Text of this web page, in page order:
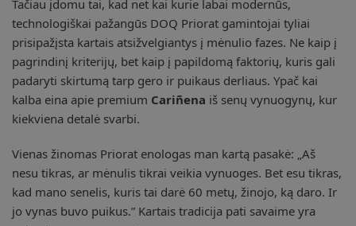
Tačiau įdomu tai, kad net kai kurie labai modernūs,
technologiškai pažangūs DOQ Priorat gamintojai tyliai
prisipažįsta kartais atsižvelgiantys į mėnulio fazes. Ne kaip į
pagrindinį kriterijų, bet kaip į papildomą faktorių, kuris gali
padaryti skirtumą tarp gero ir puikaus derliaus. Ypač kai
kalba eina apie premium Cariñena iš senų vynuogynų, kur
kiekviena detalė svarbi.
Vienas žinomas Priorat enologas man kartą pasakė: „Aš
nesu tikras, ar mėnulis tikrai veikia vynuoges. Bet esu tikras,
kad mano senelis, kuris tai darė 60 metų, žinojo, ką daro. Ir
jo vynas buvo puikus.” Kartais tradicija pati savaime yra